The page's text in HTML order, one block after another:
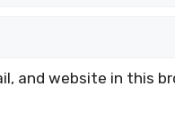
and website in this